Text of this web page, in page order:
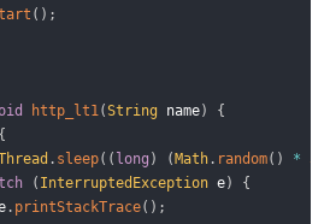
( ) ;
http_lt1 (String name)
{
{
. sleep( ( long ) (Math . random( ) *
( InterruptedException e)
{
. printStackTrace( ) ;